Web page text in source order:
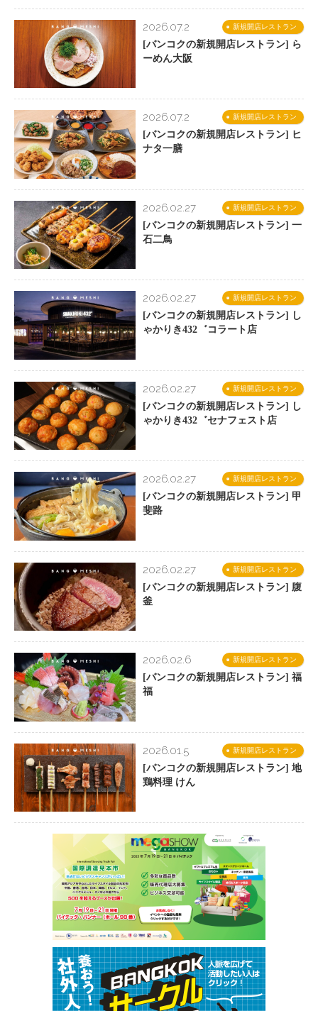
新規開店レストラン
2026.07.2
[バンコクの新規開店レストラン] ら
ーめん大阪
新規開店レストラン
2026.07.2
[バンコクの新規開店レストラン] ヒ
ナタ一膳
新規開店レストラン
2026.02.27
[バンコクの新規開店レストラン] 一
石二鳥
新規開店レストラン
2026.02.27
[バンコクの新規開店レストラン] し
ゃかりき432゛コラート店
新規開店レストラン
2026.02.27
[バンコクの新規開店レストラン] し
ゃかりき432゛セナフェスト店
新規開店レストラン
2026.02.27
[バンコクの新規開店レストラン] 甲
斐路
新規開店レストラン
2026.02.27
[バンコクの新規開店レストラン] 腹
釜
新規開店レストラン
2026.02.6
[バンコクの新規開店レストラン] 福
福
新規開店レストラン
2026.01.5
[バンコクの新規開店レストラン] 地
鶏料理 けん